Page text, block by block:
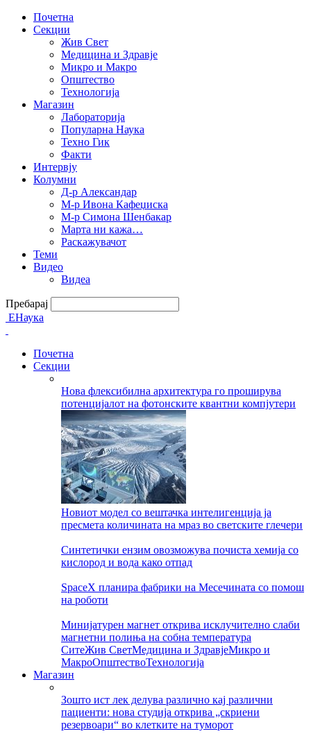
Почетна
Секции
Жив Свет
Медицина и Здравје
Микро и Макро
Општество
Технологија
Магазин
Лабораторија
Популарна Наука
Техно Гик
Факти
Интервју
Колумни
Д-р Александар
М-р Ивона Кафеџиска
М-р Симона Шенбакар
Марта ни кажа…
Раскажувачот
Теми
Видео
Видеа
Пребарај
ЕНаука
Почетна
Секции
Нова флексибилна архитектура го проширува
потенцијалот на фотонските квантни компјутери
Новиот модел со вештачка интелигенција ја
пресмета количината на мраз во светските глечери
Синтетички ензим овозможува почиста хемија со
кислород и вода како отпад
SpaceX планира фабрики на Месечината со помош
на роботи
Минијатурен магнет открива исклучително слаби
магнетни полиња на собна температура
СитеЖив СветМедицина и ЗдравјеМикро и
МакроОпштествоТехнологија
Магазин
Зошто ист лек делува различно кај различни
пациенти: нова студија открива „скриени
резервоари“ во клетките на туморот